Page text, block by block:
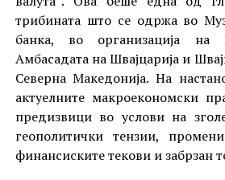
трибината што се одржа во
банка, во организација на
Амбасадата на Швајцарија и
Северна Македонија. На
актуелните макроекономски
предизвици во услови на
геополитички тензии,
финансиските текови и забрзан